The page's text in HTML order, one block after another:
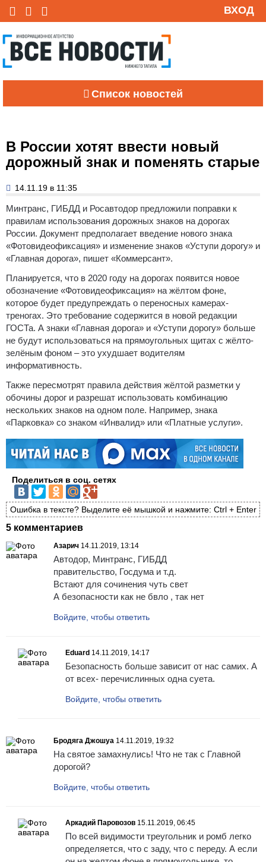
ВХОД
Список новостей
В России хотят ввести новый
дорожный знак и поменять старые
14.11.19 в 11:35
Минтранс, ГИБДД и Росавтодор предложили поправки к
правилам использования дорожных знаков на дорогах
России. Документ предполагает введение нового знака
«Фотовидеофиксация» и изменение знаков «Уступи дорогу» и
«Главная дорога», пишет «Коммерсант».
Планируется, что в 2020 году на дорогах появится новое
обозначение «Фотовидеофиксация» на жёлтом фоне,
которое будет предупреждать о переносных камерах-
треногах. Это требование содержится в новой редакции
ГОСТа. А знаки «Главная дорога» и «Уступи дорогу» больше
не будут использоваться на прямоугольных щитах с жёлто-
зелёным фоном – это ухудшает водителям
информативность.
Также пересмотрят правила действия жёлтой разметки у
обочины дорог и разрешат использовать комбинацию
нескольких знаков на одном поле. Например, знака
«Парковка» со знаком «Инвалид» или «Платные услуги».
Поделиться в соц. сетях
Ошибка в тексте? Выделите её мышкой и нажмите: Ctrl + Enter
5 комментариев
Азарич 14.11.2019, 13:14
Автодор, Минтранс, ГИБДД
правительство, Госдума и т.д.
Встают для сочинения чуть свет
А безопасности как не бвло , так нет
Войдите, чтобы ответить
Eduard 14.11.2019, 14:17
Безопасность больше зависит от нас самих. А
от всех- перечислинных одна суета.
Войдите, чтобы ответить
Бродяга Джошуа 14.11.2019, 19:32
На святое замахнулись! Что не так с Главной
дорогой?
Войдите, чтобы ответить
Аркадий Паровозов 15.11.2019, 06:45
По всей видимости треугольник и ромб легко
определяется, что с заду, что с переду. А если